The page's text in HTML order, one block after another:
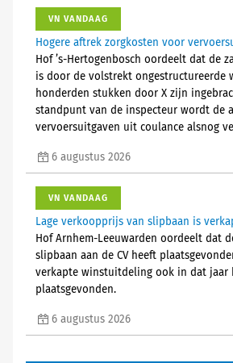
VN VANDAAG
Hogere aftrek zorgkosten voor
Hof ’s-Hertogenbosch oordeelt dat de
is door de volstrekt ongestructureerde
honderden stukken door X zijn
standpunt van de inspecteur wordt de
vervoersuitgaven uit coulance alsnog
6 augustus 2026
VN VANDAAG
Lage verkoopprijs van slipbaan is
Hof Arnhem-Leeuwarden oordeelt dat
slipbaan aan de CV heeft
verkapte winstuitdeling ook in dat jaar
plaatsgevonden.
6 augustus 2026